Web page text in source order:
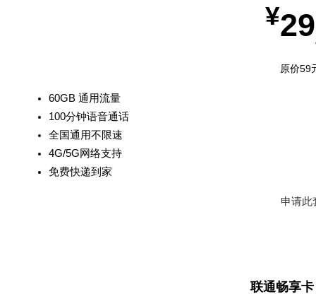
¥29
原价59
60GB 通用流量
100分钟语音通话
全国通用不限速
4G/5G网络支持
免费快递到家
申请此
联通畅享卡